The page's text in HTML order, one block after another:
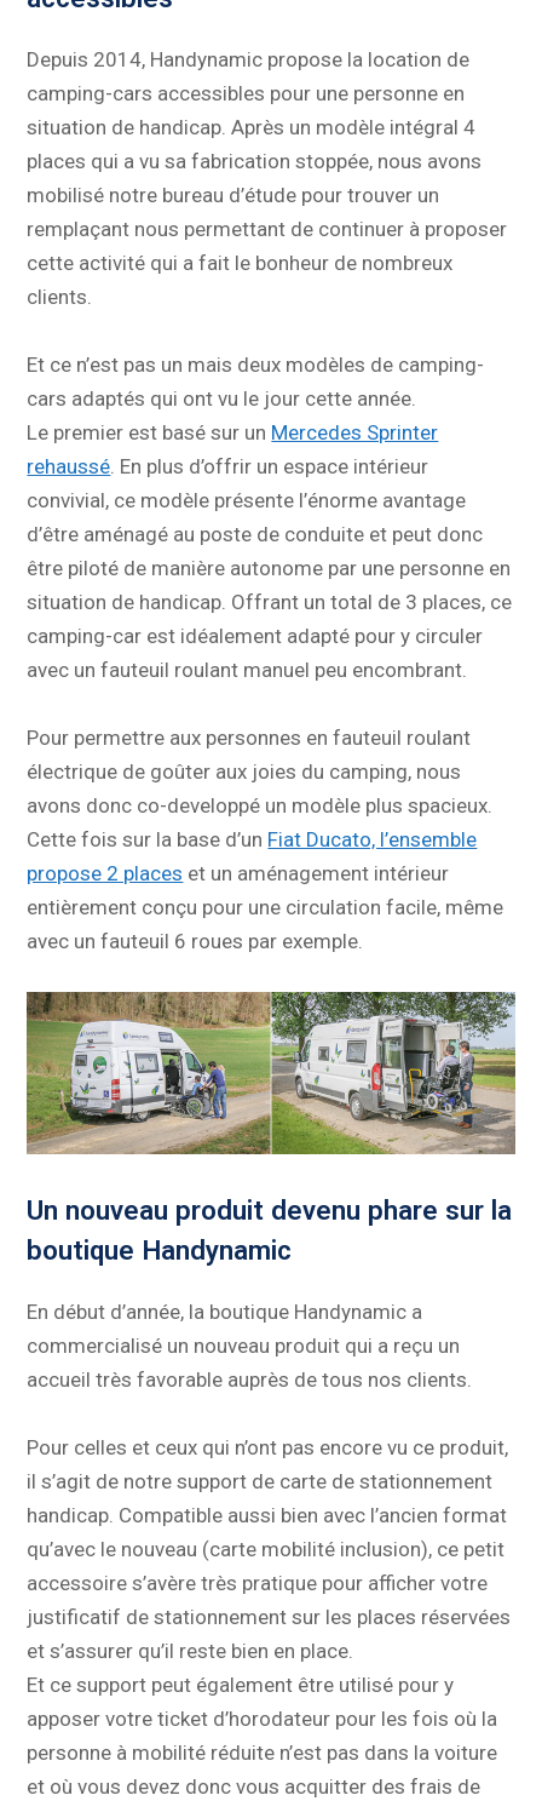
Depuis 2014, Handynamic propose la location de
camping-cars accessibles pour une personne en
situation de handicap. Après un modèle intégral 4
places qui a vu sa fabrication stoppée, nous avons
mobilisé notre bureau d’étude pour trouver un
remplaçant nous permettant de continuer à proposer
cette activité qui a fait le bonheur de nombreux
clients.
Et ce n’est pas un mais deux modèles de camping-
cars adaptés qui ont vu le jour cette année.
Le premier est basé sur un Mercedes Sprinter
rehaussé . En plus d’offrir un espace intérieur
convivial, ce modèle présente l’énorme avantage
d’être aménagé au poste de conduite et peut donc
être piloté de manière autonome par une personne en
situation de handicap. Offrant un total de 3 places, ce
camping-car est idéalement adapté pour y circuler
avec un fauteuil roulant manuel peu encombrant.
Pour permettre aux personnes en fauteuil roulant
électrique de goûter aux joies du camping, nous
avons donc co-developpé un modèle plus spacieux.
Cette fois sur la base d’un Fiat Ducato, l’ensemble
propose 2 places et un aménagement intérieur
entièrement conçu pour une circulation facile, même
avec un fauteuil 6 roues par exemple.
Un nouveau produit devenu phare sur la
boutique Handynamic
En début d’année, la boutique Handynamic a
commercialisé un nouveau produit qui a reçu un
accueil très favorable auprès de tous nos clients.
Pour celles et ceux qui n’ont pas encore vu ce produit,
il s’agit de notre support de carte de stationnement
handicap. Compatible aussi bien avec l’ancien format
qu’avec le nouveau (carte mobilité inclusion), ce petit
accessoire s’avère très pratique pour afficher votre
justificatif de stationnement sur les places réservées
et s’assurer qu’il reste bien en place.
Et ce support peut également être utilisé pour y
apposer votre ticket d’horodateur pour les fois où la
personne à mobilité réduite n’est pas dans la voiture
et où vous devez donc vous acquitter des frais de